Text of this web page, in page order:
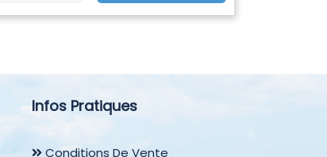
Infos Pratiques
Conditions De Vente